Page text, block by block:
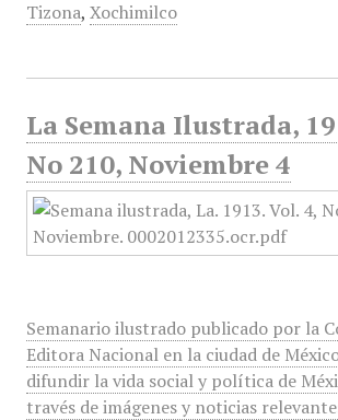
Tizona, Xochimilco
La Semana Ilustrada,
No 210, Noviembre 4
Semanario ilustrado publicado por la
Editora Nacional en la ciudad de
difundir la vida social y política de
través de imágenes y noticias